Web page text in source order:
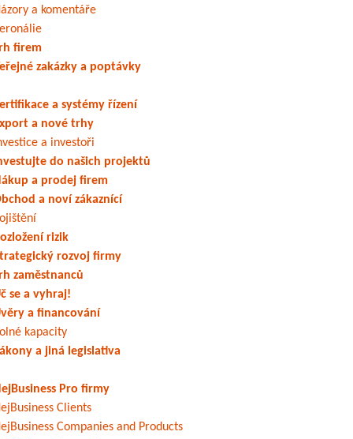
a komentáře
firem
zakázky a poptávky
a systémy řízení
a nové trhy
a investoři
do našich projektů
a prodej firem
a noví zákaznící
rizik
rozvoj firmy
zaměstnanců
se a vyhraj!
a financování
kapacity
a jiná legislativa
Pro firmy
Clients
Companies and Products